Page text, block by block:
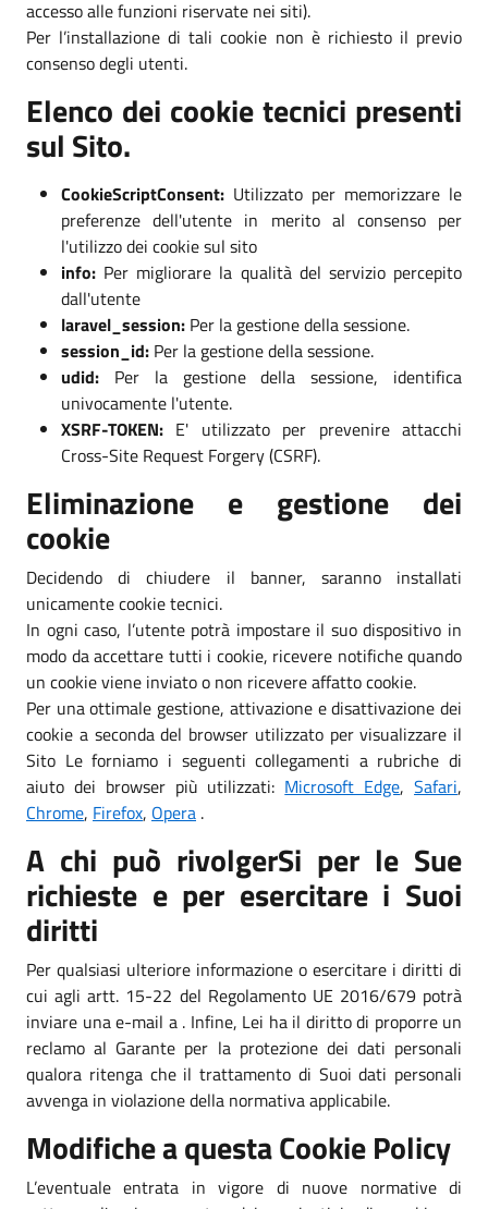
accesso alle funzioni riservate nei siti).
Per l’installazione di tali cookie non è richiesto il previo
consenso degli utenti.
Elenco dei cookie tecnici presenti
sul Sito.
CookieScriptConsent: Utilizzato per memorizzare le
preferenze dell'utente in merito al consenso per
l'utilizzo dei cookie sul sito
info: Per migliorare la qualità del servizio percepito
dall'utente
laravel_session: Per la gestione della sessione.
session_id: Per la gestione della sessione.
udid: Per la gestione della sessione, identifica
univocamente l'utente.
XSRF-TOKEN: E' utilizzato per prevenire attacchi
Cross-Site Request Forgery (CSRF).
Eliminazione e gestione dei
cookie
Decidendo di chiudere il banner, saranno installati
unicamente cookie tecnici.
In ogni caso, l’utente potrà impostare il suo dispositivo in
modo da accettare tutti i cookie, ricevere notifiche quando
un cookie viene inviato o non ricevere affatto cookie.
Per una ottimale gestione, attivazione e disattivazione dei
cookie a seconda del browser utilizzato per visualizzare il
Sito Le forniamo i seguenti collegamenti a rubriche di
aiuto dei browser più utilizzati: Microsoft Edge,Safari,
Chrome, Firefox, Opera .
A chi può rivolgerSi per le Sue
richieste e per esercitare i Suoi
diritti
Per qualsiasi ulteriore informazione o esercitare i diritti di
cui agli artt. 15-22 del Regolamento UE 2016/679 potrà
inviare una e-mail a . Infine, Lei ha il diritto di proporre un
reclamo al Garante per la protezione dei dati personali
qualora ritenga che il trattamento di Suoi dati personali
avvenga in violazione della normativa applicabile.
Modifiche a questa Cookie Policy
L’eventuale entrata in vigore di nuove normative di